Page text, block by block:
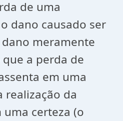
de uma
dano causado ser
meramente
a perda de
em uma
realização da
certeza (o